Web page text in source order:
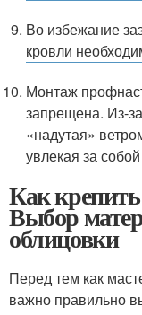
Во избежание
кровли
Монтаж
запрещена. Из-
«надутая»
увлекая за
Как
Выбор
облицовки
Перед тем как
важно правильно